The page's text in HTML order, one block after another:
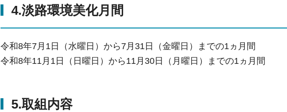
4.淡路環境美化月間
令和8年7月1日（水曜日）から7月31日（金曜日）までの1ヵ月間
令和8年11月1日（日曜日）から11月30日（月曜日）までの1ヵ月間
5.取組内容